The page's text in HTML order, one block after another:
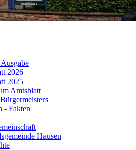
2026
2025
Amtsblatt
- Fakten
Hausen